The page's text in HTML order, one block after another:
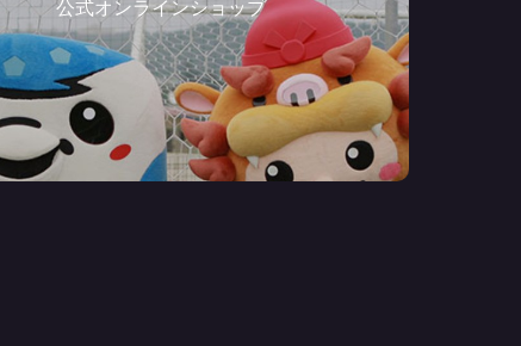
公式オンラインショップ